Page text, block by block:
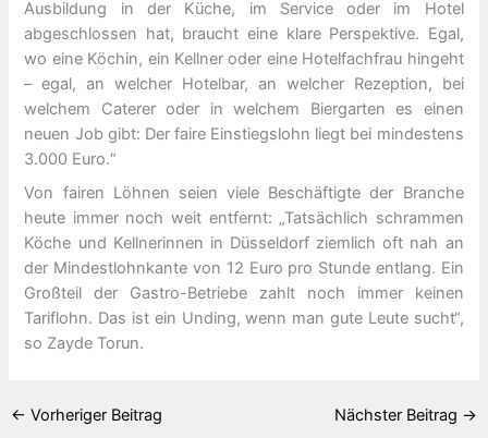
Ausbildung in der Küche, im Service oder im Hotel
abgeschlossen hat, braucht eine klare Perspektive. Egal,
wo eine Köchin, ein Kellner oder eine Hotelfachfrau hingeht
– egal, an welcher Hotelbar, an welcher Rezeption, bei
welchem Caterer oder in welchem Biergarten es einen
neuen Job gibt: Der faire Einstiegslohn liegt bei mindestens
3.000 Euro.“
Von fairen Löhnen seien viele Beschäftigte der Branche
heute immer noch weit entfernt: „Tatsächlich schrammen
Köche und Kellnerinnen in Düsseldorf ziemlich oft nah an
der Mindestlohnkante von 12 Euro pro Stunde entlang. Ein
Großteil der Gastro-Betriebe zahlt noch immer keinen
Tariflohn. Das ist ein Unding, wenn man gute Leute sucht“,
so Zayde Torun.
← Vorheriger Beitrag Nächster Beitrag →